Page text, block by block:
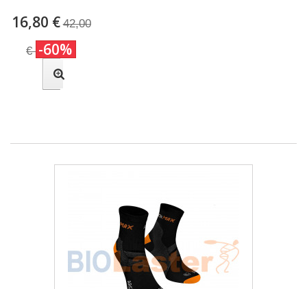
16,80 € 42,00
€ -60%